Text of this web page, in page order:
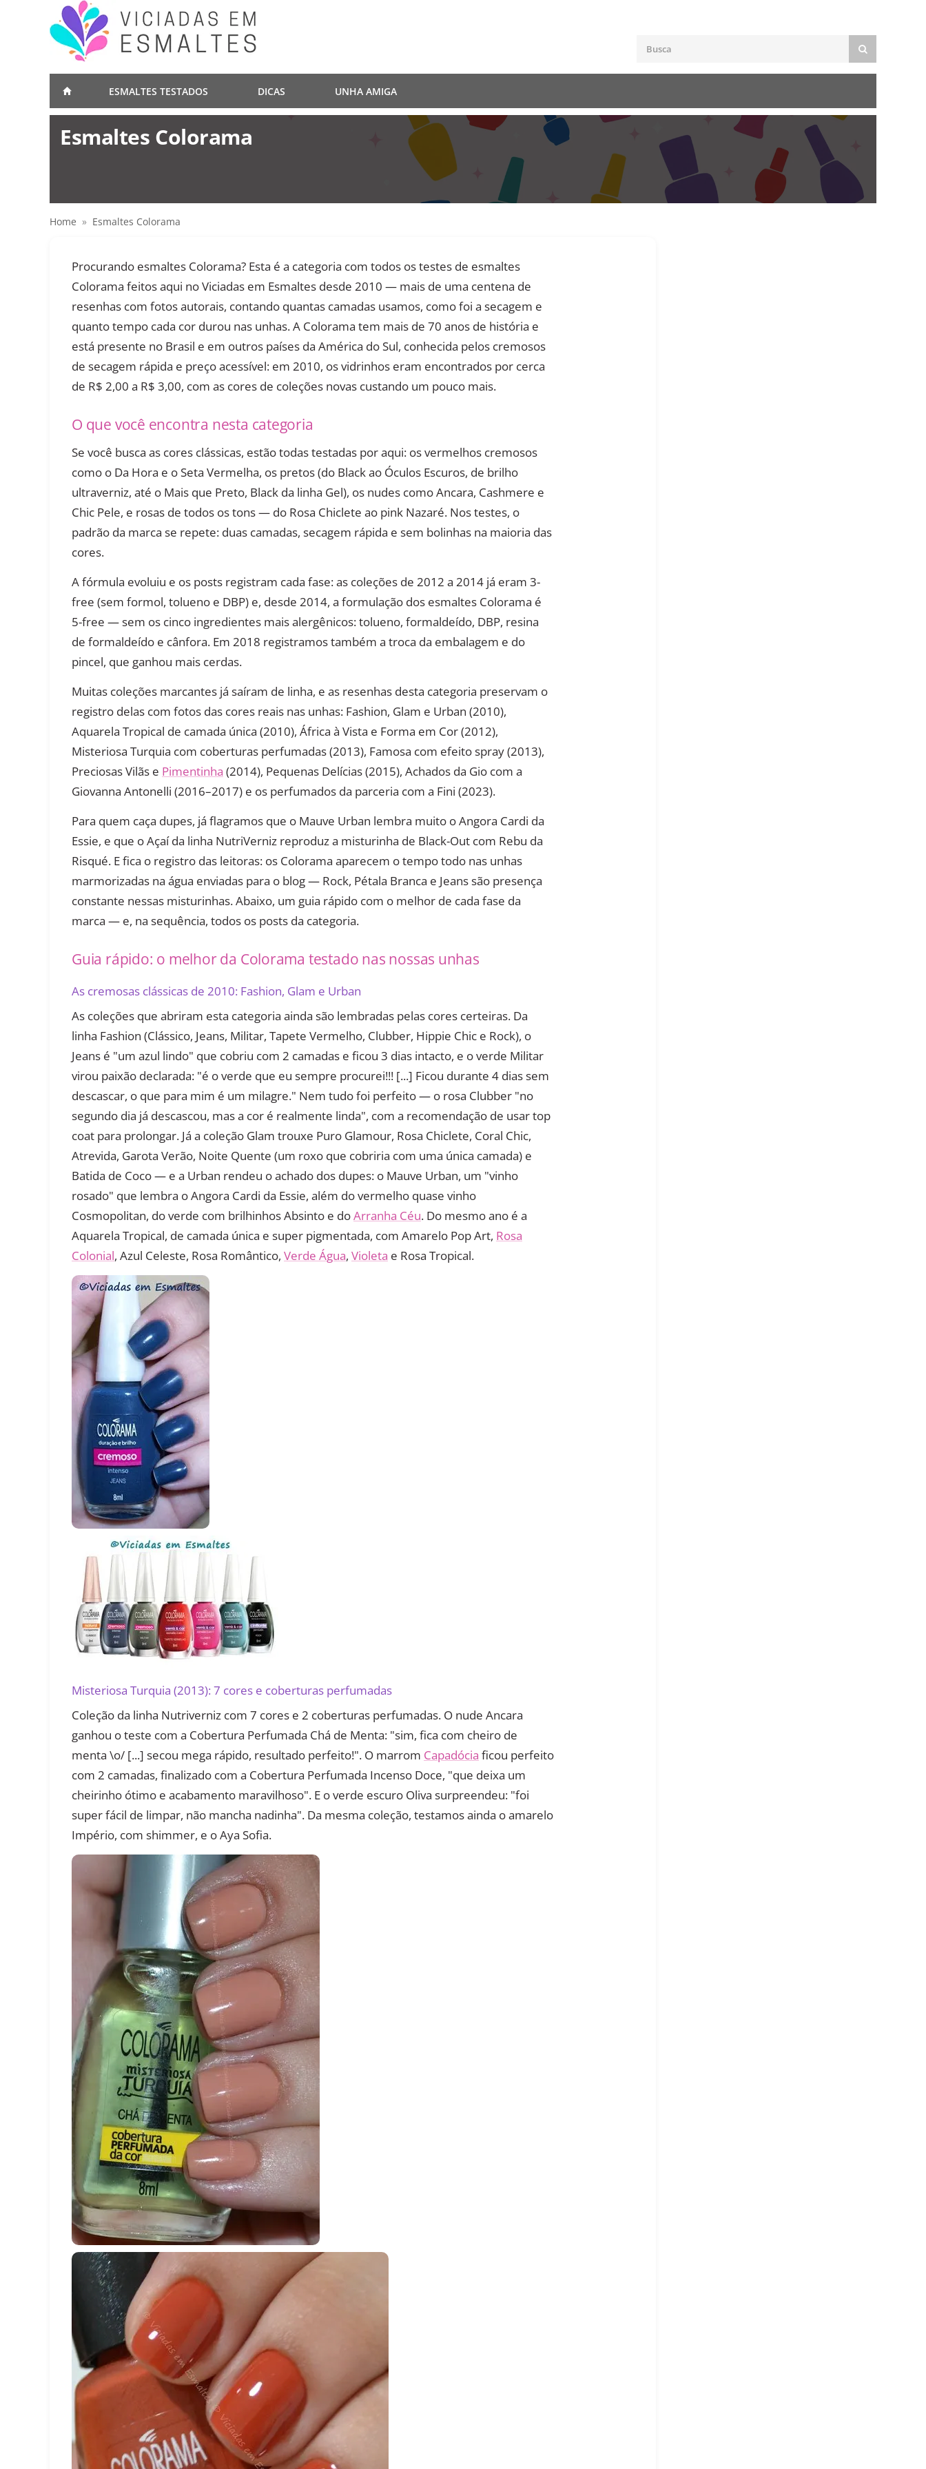
ESMALTES TESTADOS DICAS UNHA AMIGA
Esmaltes Colorama
Home » Esmaltes Colorama
Procurando esmaltes Colorama? Esta é a categoria com todos os testes de esmaltes
Colorama feitos aqui no Viciadas em Esmaltes desde 2010 — mais de uma centena de
resenhas com fotos autorais, contando quantas camadas usamos, como foi a secagem e
quanto tempo cada cor durou nas unhas. A Colorama tem mais de 70 anos de história e
está presente no Brasil e em outros países da América do Sul, conhecida pelos cremosos
de secagem rápida e preço acessível: em 2010, os vidrinhos eram encontrados por cerca
de R$ 2,00 a R$ 3,00, com as cores de coleções novas custando um pouco mais.
O que você encontra nesta categoria
Se você busca as cores clássicas, estão todas testadas por aqui: os vermelhos cremosos
como o Da Hora e o Seta Vermelha, os pretos (do Black ao Óculos Escuros, de brilho
ultraverniz, até o Mais que Preto, Black da linha Gel), os nudes como Ancara, Cashmere e
Chic Pele, e rosas de todos os tons — do Rosa Chiclete ao pink Nazaré. Nos testes, o
padrão da marca se repete: duas camadas, secagem rápida e sem bolinhas na maioria das
cores.
A fórmula evoluiu e os posts registram cada fase: as coleções de 2012 a 2014 já eram 3-
free (sem formol, tolueno e DBP) e, desde 2014, a formulação dos esmaltes Colorama é
5-free — sem os cinco ingredientes mais alergênicos: tolueno, formaldeído, DBP, resina
de formaldeído e cânfora. Em 2018 registramos também a troca da embalagem e do
pincel, que ganhou mais cerdas.
Muitas coleções marcantes já saíram de linha, e as resenhas desta categoria preservam o
registro delas com fotos das cores reais nas unhas: Fashion, Glam e Urban (2010),
Aquarela Tropical de camada única (2010), África à Vista e Forma em Cor (2012),
Misteriosa Turquia com coberturas perfumadas (2013), Famosa com efeito spray (2013),
Preciosas Vilãs e Pimentinha (2014), Pequenas Delícias (2015), Achados da Gio com a
Giovanna Antonelli (2016–2017) e os perfumados da parceria com a Fini (2023).
Para quem caça dupes, já flagramos que o Mauve Urban lembra muito o Angora Cardi da
Essie, e que o Açaí da linha NutriVerniz reproduz a misturinha de Black-Out com Rebu da
Risqué. E fica o registro das leitoras: os Colorama aparecem o tempo todo nas unhas
marmorizadas na água enviadas para o blog — Rock, Pétala Branca e Jeans são presença
constante nessas misturinhas. Abaixo, um guia rápido com o melhor de cada fase da
marca — e, na sequência, todos os posts da categoria.
Guia rápido: o melhor da Colorama testado nas nossas unhas
As cremosas clássicas de 2010: Fashion, Glam e Urban
As coleções que abriram esta categoria ainda são lembradas pelas cores certeiras. Da
linha Fashion (Clássico, Jeans, Militar, Tapete Vermelho, Clubber, Hippie Chic e Rock), o
Jeans é "um azul lindo" que cobriu com 2 camadas e ficou 3 dias intacto, e o verde Militar
virou paixão declarada: "é o verde que eu sempre procurei!!! [...] Ficou durante 4 dias sem
descascar, o que para mim é um milagre." Nem tudo foi perfeito — o rosa Clubber "no
segundo dia já descascou, mas a cor é realmente linda", com a recomendação de usar top
coat para prolongar. Já a coleção Glam trouxe Puro Glamour, Rosa Chiclete, Coral Chic,
Atrevida, Garota Verão, Noite Quente (um roxo que cobriria com uma única camada) e
Batida de Coco — e a Urban rendeu o achado dos dupes: o Mauve Urban, um "vinho
rosado" que lembra o Angora Cardi da Essie, além do vermelho quase vinho
Cosmopolitan, do verde com brilhinhos Absinto e doArranha Céu. Do mesmo ano é a
Aquarela Tropical, de camada única e super pigmentada, com Amarelo Pop Art, Rosa
Colonial, Azul Celeste, Rosa Romântico, Verde Água, Violeta e Rosa Tropical.
Misteriosa Turquia (2013): 7 cores e coberturas perfumadas
Coleção da linha Nutriverniz com 7 cores e 2 coberturas perfumadas. O nude Ancara
ganhou o teste com a Cobertura Perfumada Chá de Menta: "sim, fica com cheiro de
menta \o/ [...] secou mega rápido, resultado perfeito!". O marrom Capadócia ficou perfeito
com 2 camadas, finalizado com a Cobertura Perfumada Incenso Doce, "que deixa um
cheirinho ótimo e acabamento maravilhoso". E o verde escuro Oliva surpreendeu: "foi
super fácil de limpar, não mancha nadinha". Da mesma coleção, testamos ainda o amarelo
Império, com shimmer, e o Aya Sofia.